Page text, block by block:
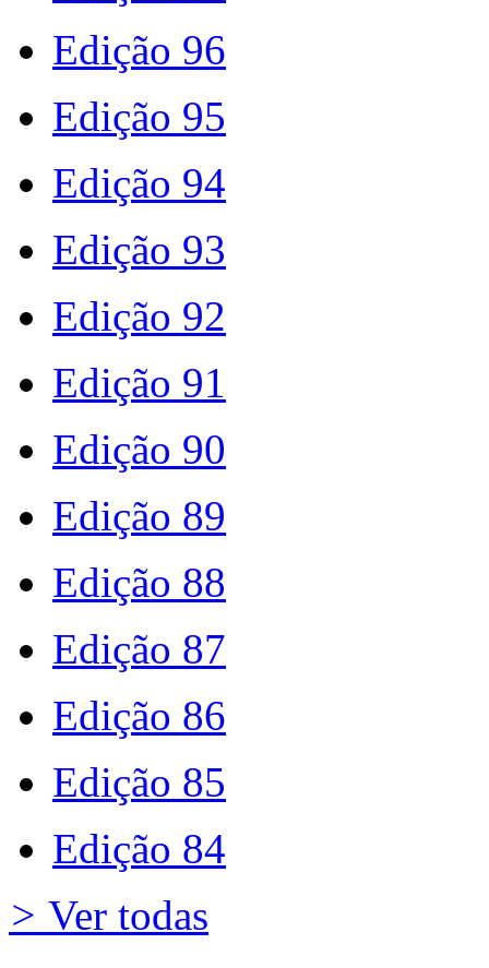
Edição 96
Edição 95
Edição 94
Edição 93
Edição 92
Edição 91
Edição 90
Edição 89
Edição 88
Edição 87
Edição 86
Edição 85
Edição 84
> Ver todas